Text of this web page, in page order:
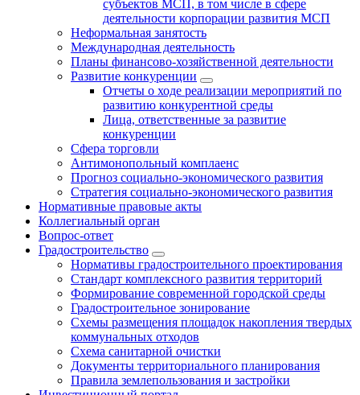
субъектов МСП, в том числе в сфере
деятельности корпорации развития МСП
Неформальная занятость
Международная деятельность
Планы финансово-хозяйственной деятельности
Развитие конкуренции
Отчеты о ходе реализации мероприятий по
развитию конкурентной среды
Лица, ответственные за развитие
конкуренции
Сфера торговли
Антимонопольный комплаенс
Прогноз социально-экономического развития
Стратегия социально-экономического развития
Нормативные правовые акты
Коллегиальный орган
Вопрос-ответ
Градостроительство
Нормативы градостроительного проектирования
Стандарт комплексного развития территорий
Формирование современной городской среды
Градостроительное зонирование
Схемы размещения площадок накопления твердых
коммунальных отходов
Схема санитарной очистки
Документы территориального планирования
Правила землепользования и застройки